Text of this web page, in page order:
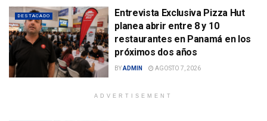
DESTACADO
Entrevista Exclusiva Pizza Hut
planea abrir entre 8 y 10
restaurantes en Panamá en los
próximos dos años
BYADMIN AGOSTO 7, 2026
ADVERTISEMENT